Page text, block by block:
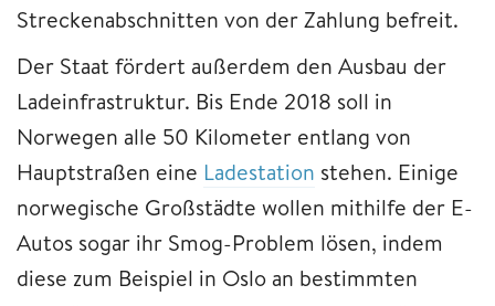
Streckenabschnitten von der Zahlung befreit.
Der Staat fördert außerdem den Ausbau der
Ladeinfrastruktur. Bis Ende 2018 soll in
Norwegen alle 50 Kilometer entlang von
Hauptstraßen eine Ladestation stehen. Einige
norwegische Großstädte wollen mithilfe der E-
Autos sogar ihr Smog-Problem lösen, indem
diese zum Beispiel in Oslo an bestimmten